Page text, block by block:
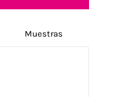
Muestras